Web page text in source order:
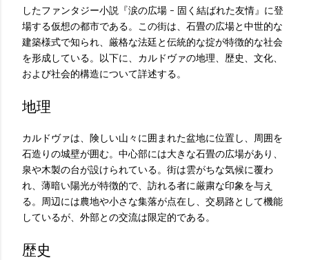
したファンタジー小説『涙の広場 - 固く結ばれた友情』に登
場する仮想の都市である。この街は、石畳の広場と中世的な
建築様式で知られ、厳格な法廷と伝統的な掟が特徴的な社会
を形成している。以下に、カルドヴァの地理、歴史、文化、
および社会的構造について詳述する。
地理
カルドヴァは、険しい山々に囲まれた盆地に位置し、周囲を
石造りの城壁が囲む。中心部には大きな石畳の広場があり、
泉や木製の台が設けられている。街は雲がちな気候に覆わ
れ、薄暗い陽光が特徴的で、訪れる者に厳粛な印象を与え
る。周辺には農地や小さな集落が点在し、交易路として機能
しているが、外部との交流は限定的である。
歴史